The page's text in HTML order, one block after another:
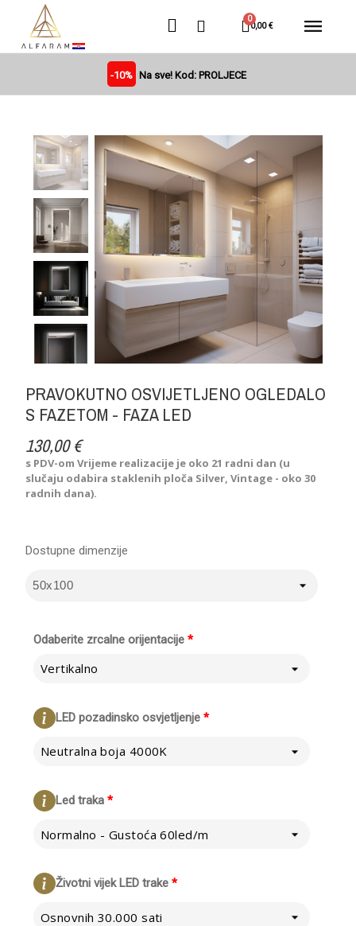
0,00 €
-10% Na sve! Kod: PROLJECE
PRAVOKUTNO OSVIJETLJENO OGLEDALO
S FAZETOM - FAZA LED
130,00 €
s PDV-omVrijeme realizacije je oko 21 radni dan (u
slučaju odabira staklenih ploča Silver, Vintage - oko 30
radnih dana).
*
Odaberite zrcalne orijentacije
Vertikalno
*
LED pozadinsko osvjetljenje
Neutralna boja 4000K
*
Led traka
Normalno - Gustoća 60led/m
*
Životni vijek LED trake
Osnovnih 30.000 sati
Dostupne dimenzije